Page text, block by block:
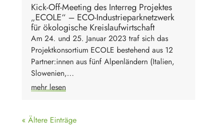
Kick-Off-Meeting des Interreg Projektes
„ECOLE“ – ECO-Industrieparknetzwerk
für ökologische Kreislaufwirtschaft
Am 24. und 25. Januar 2023 traf sich das
Projektkonsortium ECOLE bestehend aus 12
Partner:innen aus fünf Alpenländern (Italien,
Slowenien,...
mehr lesen
« Ältere Einträge